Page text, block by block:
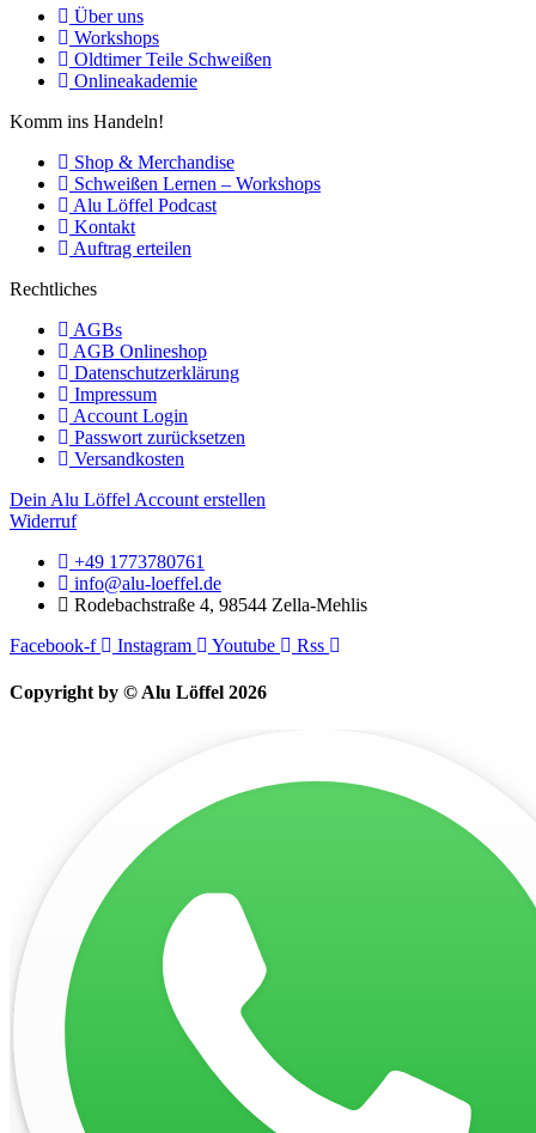
Über uns
Workshops
Oldtimer Teile Schweißen
Onlineakademie
Komm ins Handeln!
Shop & Merchandise
Schweißen Lernen – Workshops
Alu Löffel Podcast
Kontakt
Auftrag erteilen
Rechtliches
AGBs
AGB Onlineshop
Datenschutzerklärung
Impressum
Account Login
Passwort zurücksetzen
Versandkosten
Dein Alu Löffel Account erstellen
Widerruf
+49 1773780761
info@alu-loeffel.de
Rodebachstraße 4, 98544 Zella-Mehlis
Facebook-f
Instagram Youtube Rss
Copyright by © Alu Löffel 2026